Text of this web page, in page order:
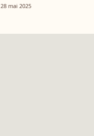
28 mai 2025